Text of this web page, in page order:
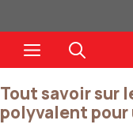
au
contenuMenu
Tout savoir sur
polyvalent